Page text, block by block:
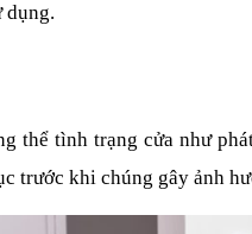
dụng.
thể tình trạng cửa như
trước khi chúng gây ảnh